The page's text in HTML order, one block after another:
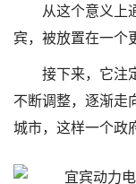
从这个意义上
宾，被放置在一个
接下来，它注
不断调整，逐渐走
城市，这样一个政